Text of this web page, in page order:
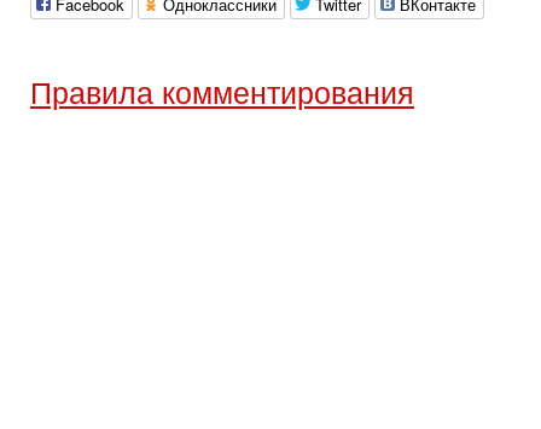
Правила комментирования